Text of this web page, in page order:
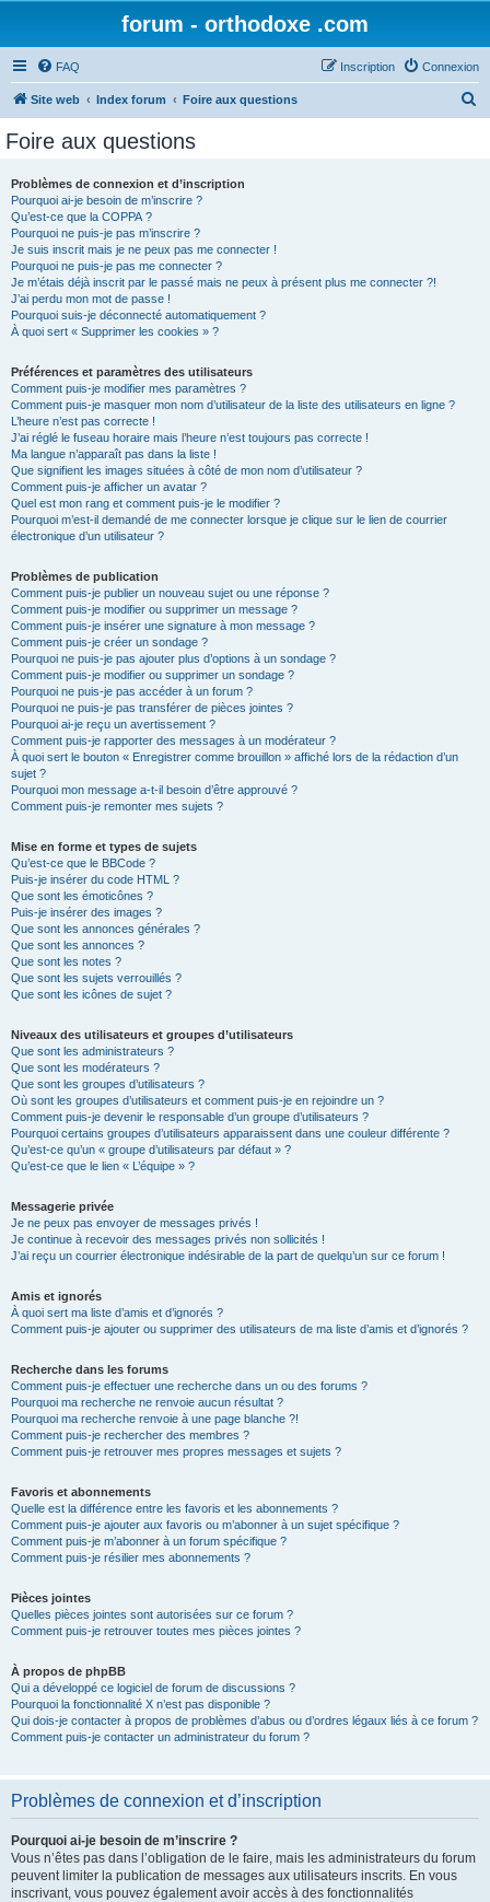
forum - orthodoxe .com
FAQ Connexion
Inscription
Site web Index forum Foire aux questions
Foire aux questions
Problèmes de connexion et d’inscription
Pourquoi ai-je besoin de m’inscrire ?
Qu’est-ce que la COPPA ?
Pourquoi ne puis-je pas m’inscrire ?
Je suis inscrit mais je ne peux pas me connecter !
Pourquoi ne puis-je pas me connecter ?
Je m’étais déjà inscrit par le passé mais ne peux à présent plus me connecter ?!
J’ai perdu mon mot de passe !
Pourquoi suis-je déconnecté automatiquement ?
À quoi sert « Supprimer les cookies » ?
Préférences et paramètres des utilisateurs
Comment puis-je modifier mes paramètres ?
Comment puis-je masquer mon nom d’utilisateur de la liste des utilisateurs en ligne ?
L’heure n’est pas correcte !
J’ai réglé le fuseau horaire mais l’heure n’est toujours pas correcte !
Ma langue n’apparaît pas dans la liste !
Que signifient les images situées à côté de mon nom d’utilisateur ?
Comment puis-je afficher un avatar ?
Quel est mon rang et comment puis-je le modifier ?
Pourquoi m’est-il demandé de me connecter lorsque je clique sur le lien de courrier
électronique d’un utilisateur ?
Problèmes de publication
Comment puis-je publier un nouveau sujet ou une réponse ?
Comment puis-je modifier ou supprimer un message ?
Comment puis-je insérer une signature à mon message ?
Comment puis-je créer un sondage ?
Pourquoi ne puis-je pas ajouter plus d’options à un sondage ?
Comment puis-je modifier ou supprimer un sondage ?
Pourquoi ne puis-je pas accéder à un forum ?
Pourquoi ne puis-je pas transférer de pièces jointes ?
Pourquoi ai-je reçu un avertissement ?
Comment puis-je rapporter des messages à un modérateur ?
À quoi sert le bouton « Enregistrer comme brouillon » affiché lors de la rédaction d’un
sujet ?
Pourquoi mon message a-t-il besoin d’être approuvé ?
Comment puis-je remonter mes sujets ?
Mise en forme et types de sujets
Qu’est-ce que le BBCode ?
Puis-je insérer du code HTML ?
Que sont les émoticônes ?
Puis-je insérer des images ?
Que sont les annonces générales ?
Que sont les annonces ?
Que sont les notes ?
Que sont les sujets verrouillés ?
Que sont les icônes de sujet ?
Niveaux des utilisateurs et groupes d’utilisateurs
Que sont les administrateurs ?
Que sont les modérateurs ?
Que sont les groupes d’utilisateurs ?
Où sont les groupes d’utilisateurs et comment puis-je en rejoindre un ?
Comment puis-je devenir le responsable d’un groupe d’utilisateurs ?
Pourquoi certains groupes d’utilisateurs apparaissent dans une couleur différente ?
Qu’est-ce qu’un « groupe d’utilisateurs par défaut » ?
Qu’est-ce que le lien « L’équipe » ?
Messagerie privée
Je ne peux pas envoyer de messages privés !
Je continue à recevoir des messages privés non sollicités !
J’ai reçu un courrier électronique indésirable de la part de quelqu’un sur ce forum !
Amis et ignorés
À quoi sert ma liste d’amis et d’ignorés ?
Comment puis-je ajouter ou supprimer des utilisateurs de ma liste d’amis et d’ignorés ?
Recherche dans les forums
Comment puis-je effectuer une recherche dans un ou des forums ?
Pourquoi ma recherche ne renvoie aucun résultat ?
Pourquoi ma recherche renvoie à une page blanche ?!
Comment puis-je rechercher des membres ?
Comment puis-je retrouver mes propres messages et sujets ?
Favoris et abonnements
Quelle est la différence entre les favoris et les abonnements ?
Comment puis-je ajouter aux favoris ou m’abonner à un sujet spécifique ?
Comment puis-je m’abonner à un forum spécifique ?
Comment puis-je résilier mes abonnements ?
Pièces jointes
Quelles pièces jointes sont autorisées sur ce forum ?
Comment puis-je retrouver toutes mes pièces jointes ?
À propos de phpBB
Qui a développé ce logiciel de forum de discussions ?
Pourquoi la fonctionnalité X n’est pas disponible ?
Qui dois-je contacter à propos de problèmes d’abus ou d’ordres légaux liés à ce forum ?
Comment puis-je contacter un administrateur du forum ?
Problèmes de connexion et d’inscription
Pourquoi ai-je besoin de m’inscrire ?
Vous n’êtes pas dans l’obligation de le faire, mais les administrateurs du forum
peuvent limiter la publication de messages aux utilisateurs inscrits. En vous
inscrivant, vous pouvez également avoir accès à des fonctionnalités